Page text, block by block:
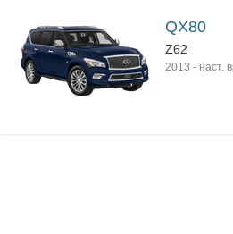
QX80
Z62
2013 - наст.